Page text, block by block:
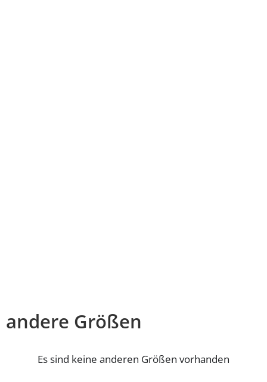
andere Größen
Es sind keine anderen Größen vorhanden